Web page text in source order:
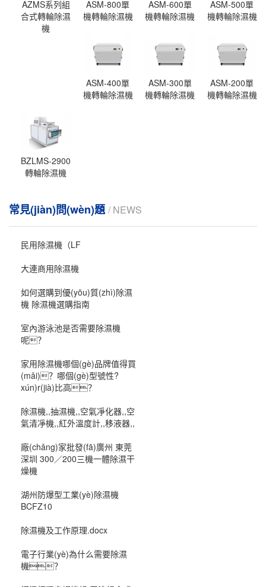
AZMS系列組
合式轉輪除濕
機
ASM-800單
機轉輪除濕機
ASM-600單
機轉輪除濕機
ASM-500單
機轉輪除濕機
ASM-400單
機轉輪除濕機
ASM-300單
機轉輪除濕機
ASM-200單
機轉輪除濕機
BZLMS-2900
轉輪除濕機
常見(jiàn)問(wèn)題/ NEWS
民用除濕機（LF
大連商用除濕機
如何選購到優(yōu)質(zhì)除濕
機 除濕機選購指南
室內游泳池是否需要除濕機
呢？
家用除濕機哪個(gè)品牌值得買
(mǎi)？哪個(gè)型號性?
xún)r(jià)比高？
除濕機,,抽濕機,,空氣凈化器,,空
氣清凈機,,紅外溫度計,,移液器,,
廠(chǎng)家批發(fā)廣州 東莞
深圳 300／200三機一體除濕干
燥機
湖州防爆型工業(yè)除濕機
BCFZ10
除濕機及工作原理.docx
電子行業(yè)為什么需要除濕
機？